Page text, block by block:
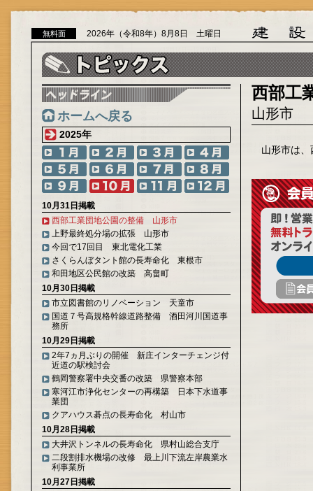
無料面 2026年（令和8年）8月8日 土曜日
ホームへ戻る
2025年
10月31日掲載
西部工業団地公園の整備 山形市
上野最終処分場の拡張 山形市
今回で17回目 東北電化工業
さくらんぼタント館の長寿命化 東根市
和田地区公民館の改築 高畠町
10月30日掲載
市立図書館のリノベーション 天童市
国道７号高規格幹線道路整備 酒田河川国道事
務所
10月29日掲載
2年7ヵ月ぶりの開催 新庄インターチェンジ付
近道の駅検討会
鶴岡警察署中央交番の改築 県警察本部
寒河江市浄化センターの再構築 日本下水道事
業団
クアハウス碁点の長寿命化 村山市
10月28日掲載
大井沢トンネルの長寿命化 県村山総合支庁
二段割排水機場の改修 最上川下流左岸農業水
利事業所
10月27日掲載
西部工
山形市
山形市は、